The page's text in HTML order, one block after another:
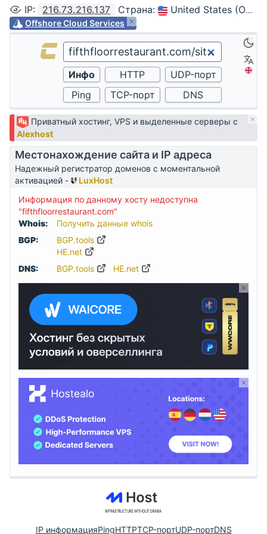
IP: 216.73.216.137 Страна: United States (Ohio, Columbus)
Offshore Cloud Services
Приватный хостинг, VPS и выделенные серверы с
Alexhost
Местонахождение сайта и IP адреса
Надежный регистратор доменов с моментальной
активацией -
LuxHost
Информация по данному хосту недоступна
"fifthfloorrestaurant.com"
Whois:
Получить данные whois
BGP:
BGP.tools
HE.net
DNS:
BGP.tools HE.net
IP информацияPingHTTPTCP-портUDP-портDNS